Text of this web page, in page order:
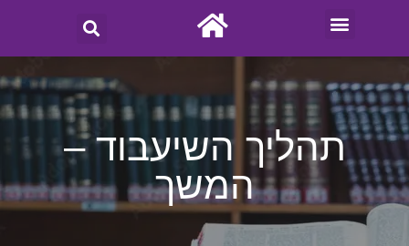
תהליך השיעבוד –
המשך